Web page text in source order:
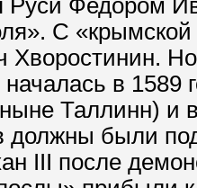
Руси Федором
С
в 1589
Таллинн) и
были
III после